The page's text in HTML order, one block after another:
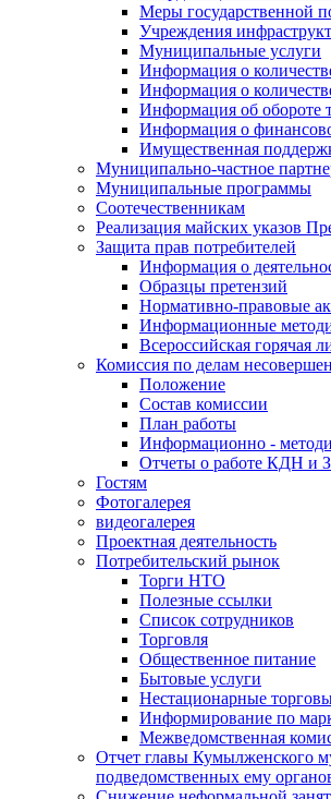
Меры государственной
Учреждения
Муниципальные услуги
Информация о
Информация о
Информация об обороте
Информация о
Имущественная
Муниципально-частное
Муниципальные программы
Соотечественникам
Реализация майских указов
Защита прав потребителей
Информация о
Образцы претензий
Нормативно-правовые
Информационные
Всероссийская горячая
Комиссия по делам
Положение
Состав комиссии
План работы
Информационно -
Отчеты о работе КДН и
Гостям
Фотогалерея
видеогалерея
Проектная деятельность
Потребительский рынок
Торги НТО
Полезные ссылки
Список сотрудников
Торговля
Общественное питание
Бытовые услуги
Нестационарные
Информирование по
Межведомственная
Отчет главы Кумылженского
подведомственных ему